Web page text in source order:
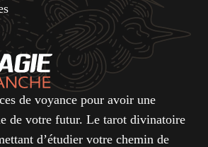
de voyance pour avoir une
de votre futur. Le tarot divinatoire
d’étudier votre chemin de